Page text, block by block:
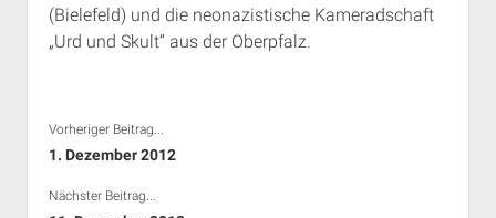
Rechte Termine München
Über a.i.d.a.
RSS-Feeds, Twitter & Facebook
(Bielefeld) und die neonazistische Kameradschaft
„Urd und Skult“ aus der Oberpfalz.
Vorheriger Beitrag...
1. Dezember 2012
Nächster Beitrag...